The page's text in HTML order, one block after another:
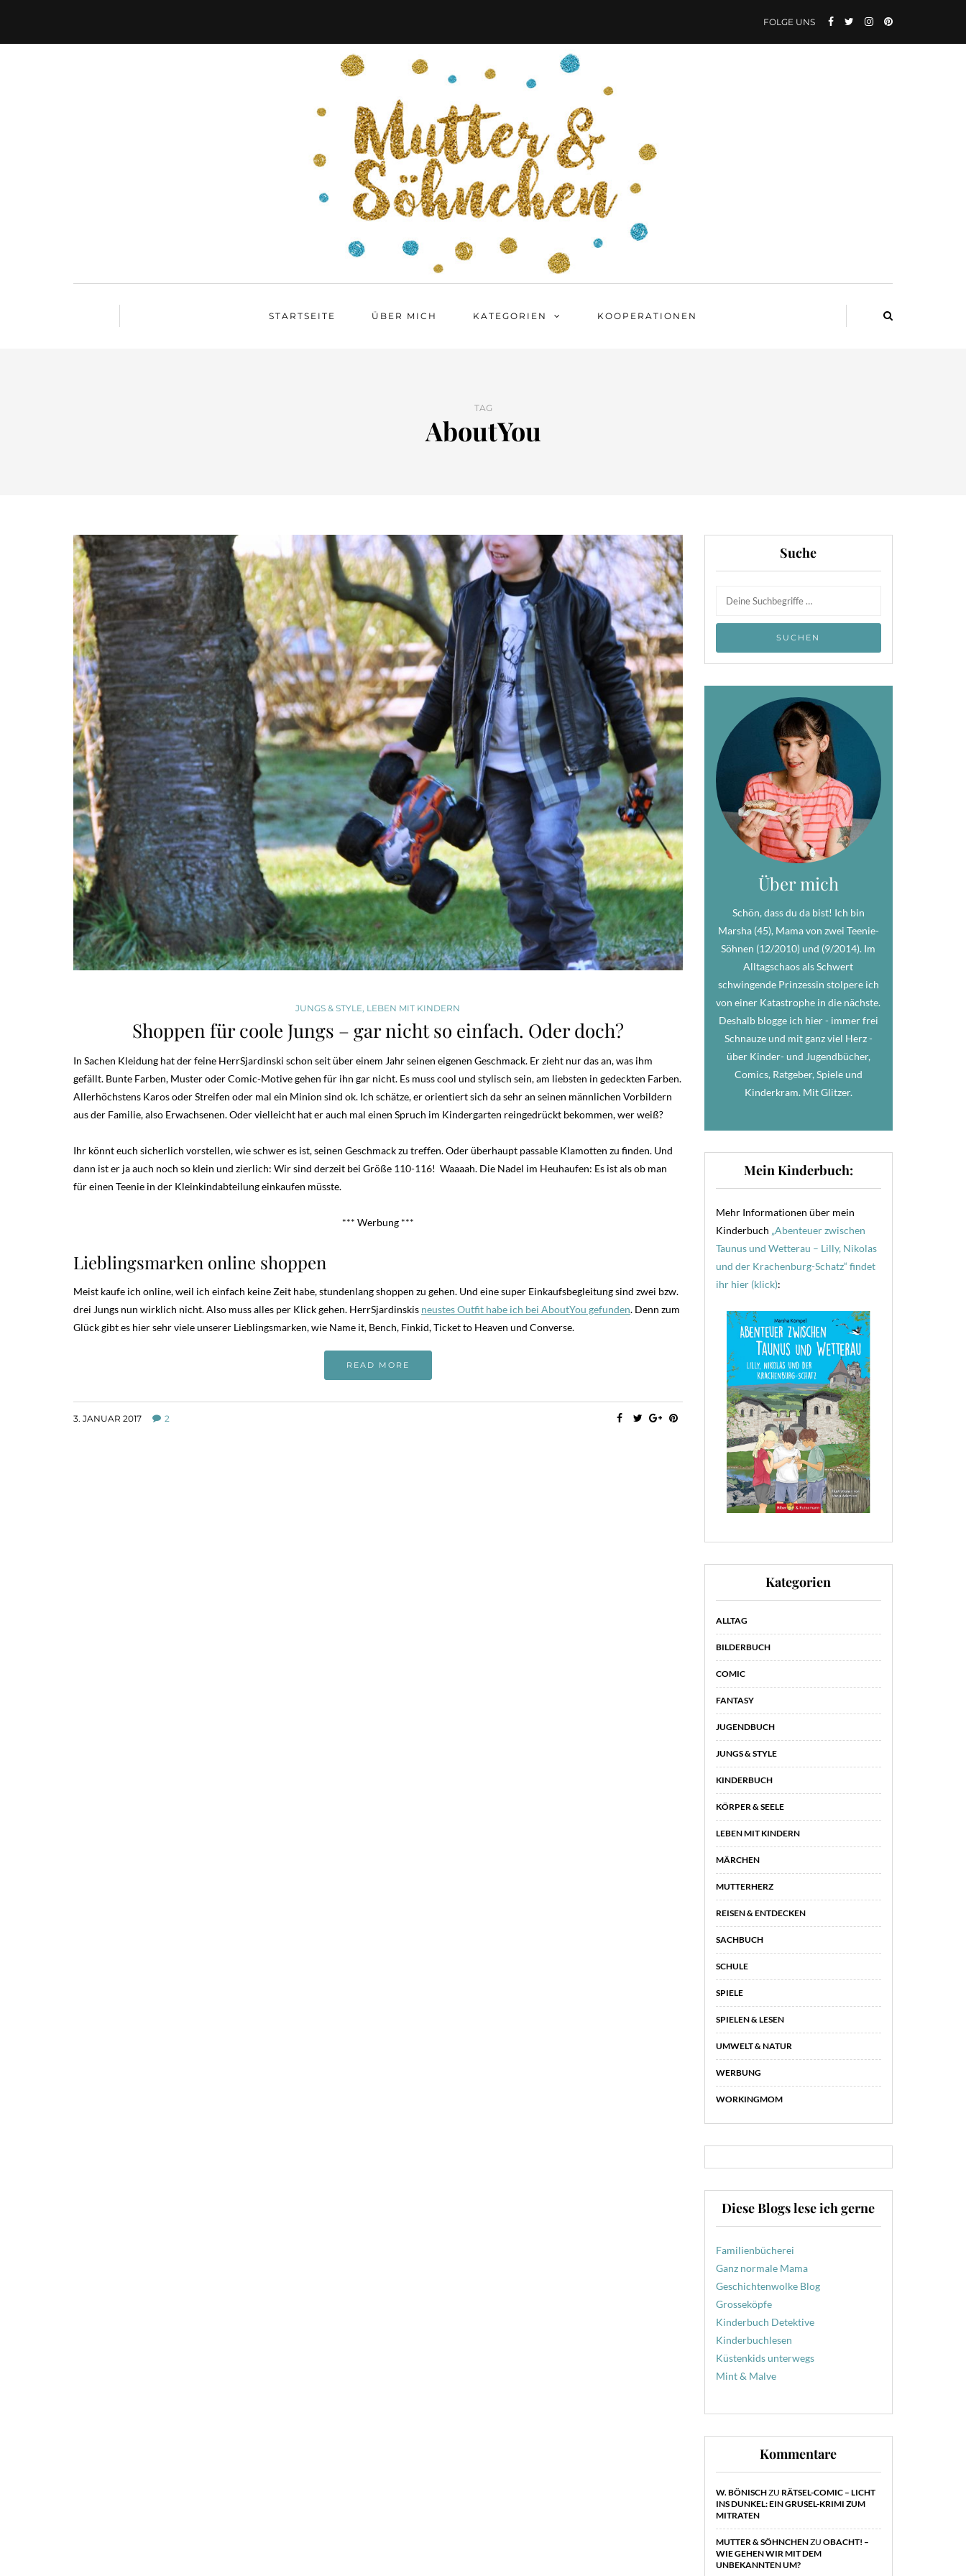
FOLGE UNS
STARTSEITE ÜBER MICH KATEGORIEN KOOPERATIONEN
TAG
AboutYou
JUNGS & STYLE LEBEN MIT KINDERN
Shoppen für coole Jungs – gar nicht so einfach. Oder doch?
In Sachen Kleidung hat der feine HerrSjardinski schon seit über einem Jahr seinen eigenen Geschmack. Er zieht nur das an, was ihm
gefällt. Bunte Farben, Muster oder Comic-Motive gehen für ihn gar nicht. Es muss cool und stylisch sein, am liebsten in gedeckten Farben.
Allerhöchstens Karos oder Streifen oder mal ein Minion sind ok. Ich schätze, er orientiert sich da sehr an seinen männlichen Vorbildern
aus der Familie, also Erwachsenen. Oder vielleicht hat er auch mal einen Spruch im Kindergarten reingedrückt bekommen, wer weiß?
Ihr könnt euch sicherlich vorstellen, wie schwer es ist, seinen Geschmack zu treffen. Oder überhaupt passable Klamotten zu finden. Und
dann ist er ja auch noch so klein und zierlich: Wir sind derzeit bei Größe 110-116! Waaaah. Die Nadel im Heuhaufen: Es ist als ob man
für einen Teenie in der Kleinkindabteilung einkaufen müsste.
*** Werbung ***
Lieblingsmarken online shoppen
Meist kaufe ich online, weil ich einfach keine Zeit habe, stundenlang shoppen zu gehen. Und eine super Einkaufsbegleitung sind zwei bzw.
drei Jungs nun wirklich nicht. Also muss alles per Klick gehen. HerrSjardinskis neustes Outfit habe ich bei AboutYou gefunden. Denn zum
Glück gibt es hier sehr viele unserer Lieblingsmarken, wie Name it, Bench, Finkid, Ticket to Heaven und Converse.
READ MORE
3. JANUAR 2017 2
Suche
Über mich
Schön, dass du da bist! Ich bin
Marsha (45), Mama von zwei Teenie-
Söhnen (12/2010) und (9/2014). Im
Alltagschaos als Schwert
schwingende Prinzessin stolpere ich
von einer Katastrophe in die nächste.
Deshalb blogge ich hier - immer frei
Schnauze und mit ganz viel Herz -
über Kinder- und Jugendbücher,
Comics, Ratgeber, Spiele und
Kinderkram. Mit Glitzer.
Mein Kinderbuch:
Mehr Informationen über mein
Kinderbuch „Abenteuer zwischen
Taunus und Wetterau – Lilly, Nikolas
und der Krachenburg-Schatz“ findet
ihr hier (klick):
Kategorien
ALLTAG
BILDERBUCH
COMIC
FANTASY
JUGENDBUCH
JUNGS & STYLE
KINDERBUCH
KÖRPER & SEELE
LEBEN MIT KINDERN
MÄRCHEN
MUTTERHERZ
REISEN & ENTDECKEN
SACHBUCH
SCHULE
SPIELE
SPIELEN & LESEN
UMWELT & NATUR
WERBUNG
WORKINGMOM
Diese Blogs lese ich gerne
Familienbücherei
Ganz normale Mama
Geschichtenwolke Blog
Grosseköpfe
Kinderbuch Detektive
Kinderbuchlesen
Küstenkids unterwegs
Mint & Malve
Kommentare
W. BÖNISCHZU RÄTSEL-COMIC – LICHT
INS DUNKEL: EIN GRUSEL-KRIMI ZUM
MITRATEN
MUTTER & SÖHNCHENZU OBACHT! –
WIE GEHEN WIR MIT DEM
UNBEKANNTEN UM?